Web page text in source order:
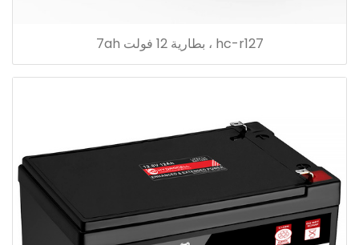
hc-r127 ، بطارية 12 فولت 7ah